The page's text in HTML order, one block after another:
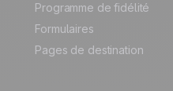
Programme de fidélité
Formulaires
Pages de destination